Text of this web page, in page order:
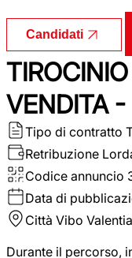
Candidati
VENDITA
Tipo di contratto
Retribuzione
Codice annuncio
Data di
Città Vibo Valentia
Durante il percorso,